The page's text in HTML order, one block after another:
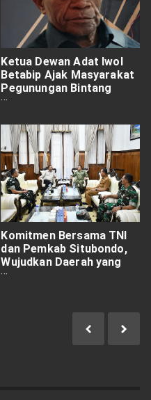
Ketua Dewan Adat Iwol
Betabip Ajak Masyarakat
Pegunungan Bintang
Jaga Kamtibmas dan
Komitmen Bersama TNI
dan Pemkab Situbondo,
Wujudkan Daerah yang
Aman, Maju, dan